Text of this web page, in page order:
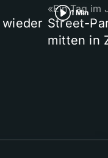
1 Min
«Ein Tag im
Street-
mitten in